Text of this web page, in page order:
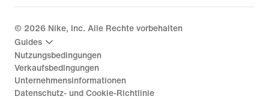
© 2026 Nike, Inc. Alle Rechte vorbehalten
Guides
Nutzungsbedingungen
Verkaufsbedingungen
Unternehmensinformationen
Datenschutz- und Cookie-Richtlinie